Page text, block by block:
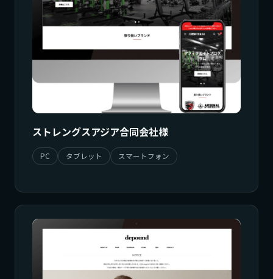
ストレングスアジア合同会社様
PC タブレット スマートフォン